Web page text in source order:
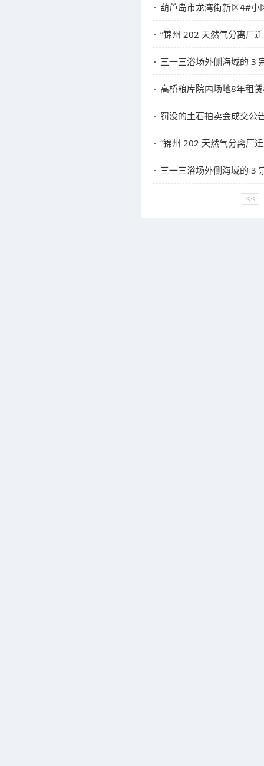
葫芦岛市龙湾街新区4#
“锦州 202 天然气分离厂
三一三浴场外侧海域的 3
高桥粮库院内场地8年租
罚没的土石拍卖会成交公
“锦州 202 天然气分离厂
三一三浴场外侧海域的 3
<<